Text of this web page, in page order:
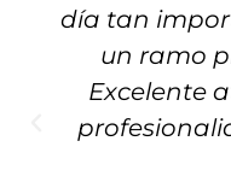
día tan
un ramo
Excelente